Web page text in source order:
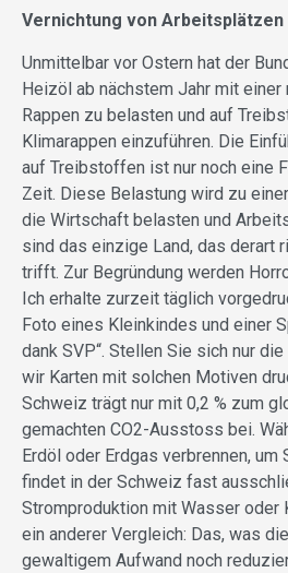
Vernichtung von Arbeitsplätzen
Unmittelbar vor Ostern hat der
Heizöl ab nächstem Jahr mit einer
Rappen zu belasten und auf
Klimarappen einzuführen. Die
auf Treibstoffen ist nur noch eine
Zeit. Diese Belastung wird zu
die Wirtschaft belasten und
sind das einzige Land, das derart
trifft. Zur Begründung werden
Ich erhalte zurzeit täglich
Foto eines Kleinkindes und einer
dank SVP“. Stellen Sie sich nur
wir Karten mit solchen Motiven
Schweiz trägt nur mit 0,2 % zum
gemachten CO2-Ausstoss bei.
Erdöl oder Erdgas verbrennen, um
findet in der Schweiz fast
Stromproduktion mit Wasser oder
ein anderer Vergleich: Das, was
gewaltigem Aufwand noch